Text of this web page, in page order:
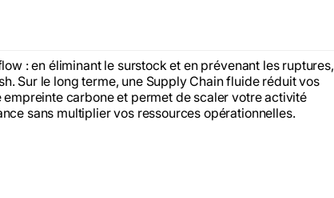
: en éliminant le surstock et en prévenant les ruptures,
Sur le long terme, une Supply Chain fluide réduit vos
carbone et permet de scaler votre activité
sans multiplier vos ressources opérationnelles.